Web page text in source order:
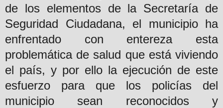
de los elementos de la Secretaría de
Seguridad Ciudadana, el municipio ha
enfrentado con entereza esta
problemática de salud que está viviendo
el país, y por ello la ejecución de este
esfuerzo para que los policías del
municipio sean reconocidos y